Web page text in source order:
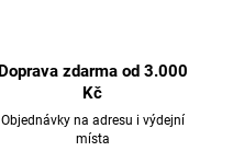
Doprava zdarma od 3.000
Kč
Objednávky na adresu i výdejní
místa